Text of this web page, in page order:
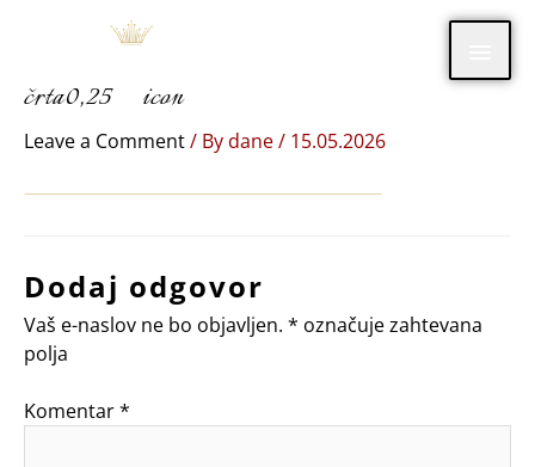
črta0,25_icon
Leave a Comment/ Bydane/ 15.05.2026
Dodaj odgovor
Vaš e-naslov ne bo objavljen. * označuje zahtevana
polja
Komentar*